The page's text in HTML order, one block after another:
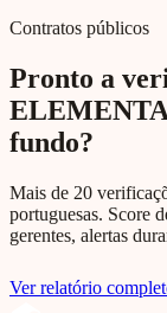
Contratos públicos
Pronto a
fundo?
Mais de 20
portuguesas. Score
gerentes, alertas
Ver relatório